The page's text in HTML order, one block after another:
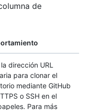
de
dirección URL
para clonar el
mediante GitHub
o SSH en el
Para más